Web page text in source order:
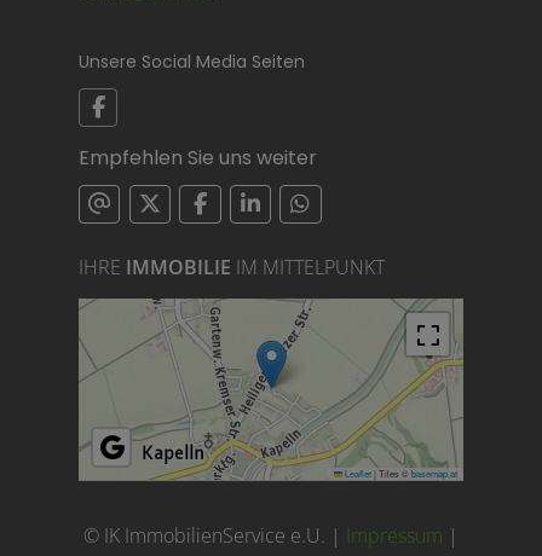
Unsere Social Media Seiten
Empfehlen Sie uns weiter
IHRE IMMOBILIE IM MITTELPUNKT
Leaflet| Tiles ©basemap.at
© IK ImmobilienService e.U. | Impressum |